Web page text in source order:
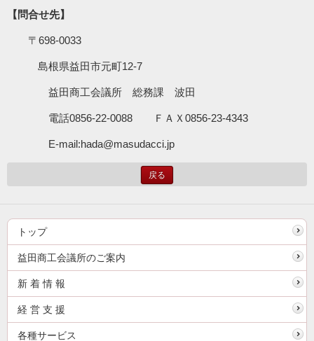
【問合せ先】
〒 698-0033
島根県益田市元町12-7
益田商工会議所 総務課 波田
電話0856-22-0088ＦＡＸ0856-23-4343
E-mail:hada@masudacci.jp
戻る
トップ
益田商工会議所のご案内
新 着 情 報
経 営 支 援
各種サービス